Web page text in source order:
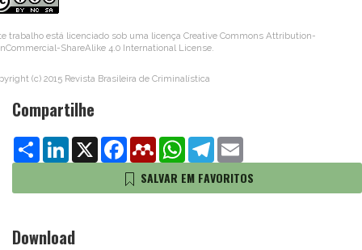
trabalho está licenciado sob uma licença Creative Commons Attribution-
ShareAlike 4.0 International License.
(c) 2015 Revista Brasileira de Criminalística
Compartilhe
ShareLinkedIn
X FacebookMendeleyWhatsApp
Telegram
SALVAR EM FAVORITOS
Download